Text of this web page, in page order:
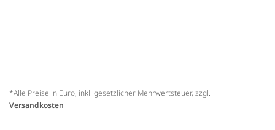
*Alle Preise in Euro, inkl. gesetzlicher Mehrwertsteuer, zzgl.
Versandkosten